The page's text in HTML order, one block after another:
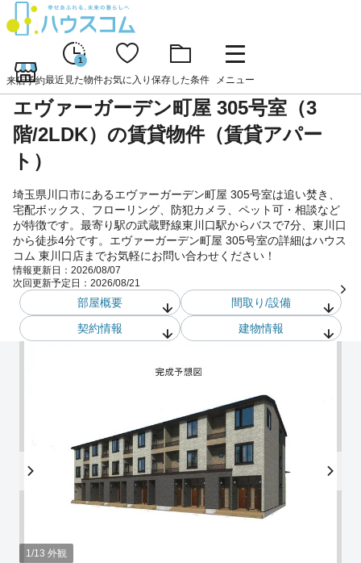
来店予約
1
最近見た物件お気に入り 保存した条件 メニュー
エヴァーガーデン町屋 305号室（3
階/2LDK）の賃貸物件（賃貸アパー
ト）
埼玉県川口市にあるエヴァーガーデン町屋 305号室は追い焚き、
宅配ボックス、フローリング、防犯カメラ、ペット可・相談など
が特徴です。最寄り駅の武蔵野線東川口駅からバスで7分、東川口
から徒歩4分です。エヴァーガーデン町屋 305号室の詳細はハウス
コム 東川口店までお気軽にお問い合わせください！
情報更新日： 2026/08/07
次回更新予定日： 2026/08/21
部屋概要
間取り/設備
契約情報
建物情報
1/13 外観